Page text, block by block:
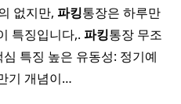
없지만, 파킹통장은 하루만
특징입니다,. 파킹통장 무조
특징 높은 유동성: 정기예
기 개념이…